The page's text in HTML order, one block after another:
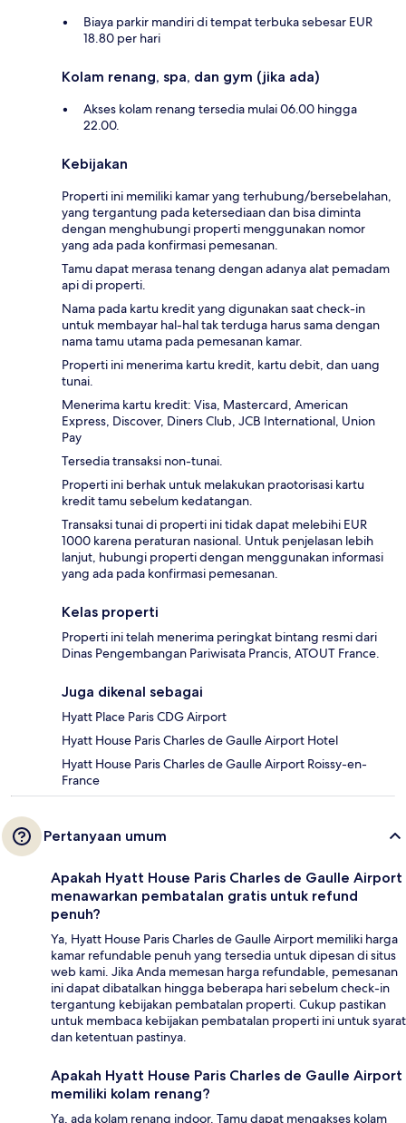
Biaya parkir mandiri di tempat terbuka sebesar EUR
18.80 per hari
Kolam renang, spa, dan gym (jika ada)
Akses kolam renang tersedia mulai 06.00 hingga
22.00.
Kebijakan
Properti ini memiliki kamar yang terhubung/bersebelahan,
yang tergantung pada ketersediaan dan bisa diminta
dengan menghubungi properti menggunakan nomor
yang ada pada konfirmasi pemesanan.
Tamu dapat merasa tenang dengan adanya alat pemadam
api di properti.
Nama pada kartu kredit yang digunakan saat check-in
untuk membayar hal-hal tak terduga harus sama dengan
nama tamu utama pada pemesanan kamar.
Properti ini menerima kartu kredit, kartu debit, dan uang
tunai.
Menerima kartu kredit: Visa, Mastercard, American
Express, Discover, Diners Club, JCB International, Union
Pay
Tersedia transaksi non-tunai.
Properti ini berhak untuk melakukan praotorisasi kartu
kredit tamu sebelum kedatangan.
Transaksi tunai di properti ini tidak dapat melebihi EUR
1000 karena peraturan nasional. Untuk penjelasan lebih
lanjut, hubungi properti dengan menggunakan informasi
yang ada pada konfirmasi pemesanan.
Kelas properti
Properti ini telah menerima peringkat bintang resmi dari
Dinas Pengembangan Pariwisata Prancis, ATOUT France.
Juga dikenal sebagai
Hyatt Place Paris CDG Airport
Hyatt House Paris Charles de Gaulle Airport Hotel
Hyatt House Paris Charles de Gaulle Airport Roissy-en-
France
Pertanyaan umum
Apakah Hyatt House Paris Charles de Gaulle Airport
menawarkan pembatalan gratis untuk refund
penuh?
Ya, Hyatt House Paris Charles de Gaulle Airport memiliki harga
kamar refundable penuh yang tersedia untuk dipesan di situs
web kami. Jika Anda memesan harga refundable, pemesanan
ini dapat dibatalkan hingga beberapa hari sebelum check-in
tergantung kebijakan pembatalan properti. Cukup pastikan
untuk membaca kebijakan pembatalan properti ini untuk syarat
dan ketentuan pastinya.
Apakah Hyatt House Paris Charles de Gaulle Airport
memiliki kolam renang?
Ya, ada kolam renang indoor. Tamu dapat mengakses kolam